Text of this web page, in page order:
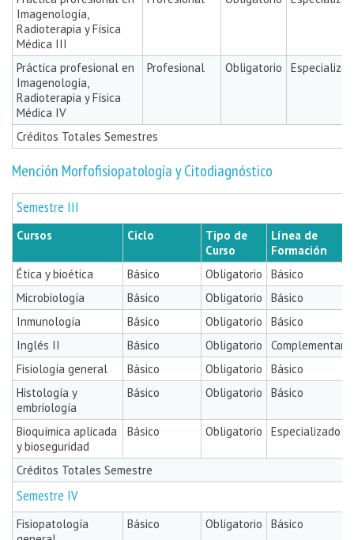
Imagenología,
Radioterapia y Física
Médica III
Práctica profesional en
Imagenología,
Radioterapia y Física
Médica IV
Profesional Obligatorio
Créditos Totales Semestres
Mención Morfofisiopatología y Citodiagnóstico
Semestre III
Cursos Ciclo
Tipo de
Curso
Línea de
Formación
Ética y bioética
Básico Obligatorio
Básico
Microbiología
Básico Obligatorio
Básico
Inmunología
Básico Obligatorio
Básico
Inglés II
Básico Obligatorio
Complementaria
Fisiología general
Básico Obligatorio
Básico
Histología y
embriología
Básico Obligatorio Básico
Bioquímica aplicada
y bioseguridad
Básico Obligatorio Especializado
Créditos Totales Semestre
Semestre IV
Fisiopatología
Básico Obligatorio Básico